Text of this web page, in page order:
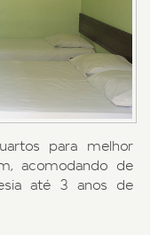
para melhor
acomodando de
até 3 anos de